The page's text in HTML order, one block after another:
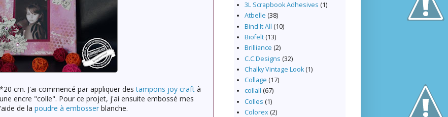
cm. J'ai commencé par appliquer destampons joy craftà
encre "colle". Pour ce projet, j'ai ensuite embossé mes
de la poudre à embosser blanche.
3L Scrapbook Adhesives (1)
Atbelle (38)
Bind It All (10)
Biofelt (13)
Brilliance (2)
C.C.Designs (32)
Chalky Vintage Look (1)
Collage (17)
collall (67)
Colles (1)
Colorex (2)